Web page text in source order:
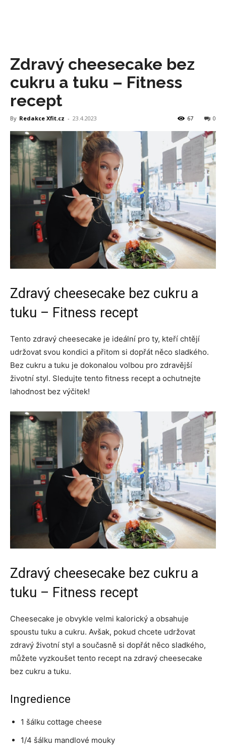
Zdravý cheesecake bez
cukru a tuku – Fitness
recept
By Redakce Xfit.cz - 23.4.2023 0
67
Zdravý cheesecake bez cukru a
tuku – Fitness recept
Tento zdravý cheesecake je ideální pro ty, kteří chtějí
udržovat svou kondici a přitom si dopřát něco sladkého.
Bez cukru a tuku je dokonalou volbou pro zdravější
životní styl. Sledujte tento fitness recept a ochutnejte
lahodnost bez výčitek!
Zdravý cheesecake bez cukru a
tuku – Fitness recept
Cheesecake je obvykle velmi kalorický a obsahuje
spoustu tuku a cukru. Avšak, pokud chcete udržovat
zdravý životní styl a současně si dopřát něco sladkého,
můžete vyzkoušet tento recept na zdravý cheesecake
bez cukru a tuku.
Ingredience
1 šálku cottage cheese
1/4 šálku mandlové mouky